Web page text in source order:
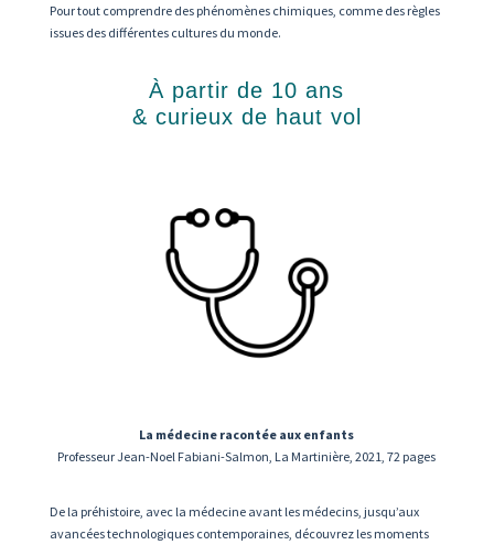
Pour tout comprendre des phénomènes chimiques, comme des règles
issues des différentes cultures du monde.
À partir de 10 ans
& curieux de haut vol
La médecine racontée aux enfants
Professeur Jean-Noel Fabiani-Salmon, La Martinière, 2021, 72 pages
De la préhistoire, avec la médecine avant les médecins, jusqu’aux
avancées technologiques contemporaines, découvrez les moments